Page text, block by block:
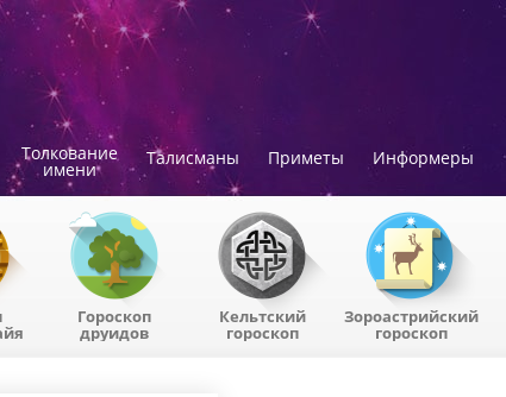
Толкование
имени
Талисманы Приметы Информеры
Гороскоп
друидов
Кельтский
гороскоп
Зороастрийский
гороскоп